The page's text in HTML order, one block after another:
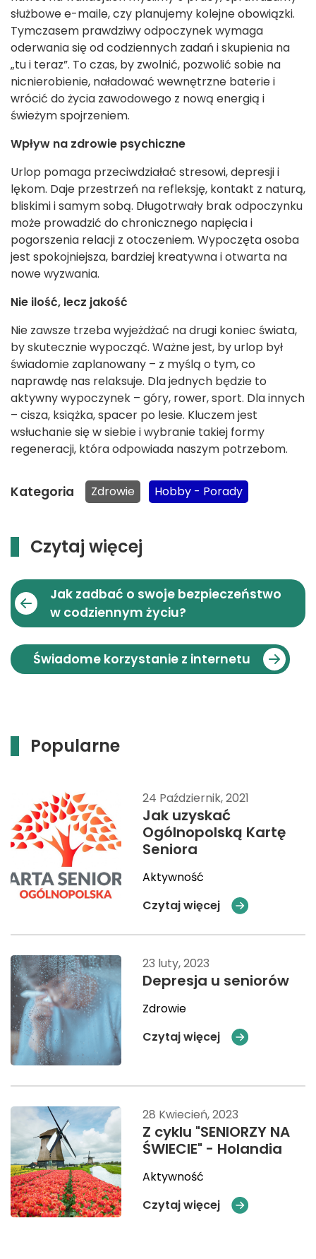
służbowe e-maile, czy planujemy kolejne obowiązki.
Tymczasem prawdziwy odpoczynek wymaga
oderwania się od codziennych zadań i skupienia na
„tu i teraz”. To czas, by zwolnić, pozwolić sobie na
nicnierobienie, naładować wewnętrzne baterie i
wrócić do życia zawodowego z nową energią i
świeżym spojrzeniem.
Wpływ na zdrowie psychiczne
Urlop pomaga przeciwdziałać stresowi, depresji i
lękom. Daje przestrzeń na refleksję, kontakt z naturą,
bliskimi i samym sobą. Długotrwały brak odpoczynku
może prowadzić do chronicznego napięcia i
pogorszenia relacji z otoczeniem. Wypoczęta osoba
jest spokojniejsza, bardziej kreatywna i otwarta na
nowe wyzwania.
Nie ilość, lecz jakość
Nie zawsze trzeba wyjeżdżać na drugi koniec świata,
by skutecznie wypocząć. Ważne jest, by urlop był
świadomie zaplanowany – z myślą o tym, co
naprawdę nas relaksuje. Dla jednych będzie to
aktywny wypoczynek – góry, rower, sport. Dla innych
– cisza, książka, spacer po lesie. Kluczem jest
wsłuchanie się w siebie i wybranie takiej formy
regeneracji, która odpowiada naszym potrzebom.
Kategoria Zdrowie Hobby - Porady
Czytaj więcej
Jak zadbać o swoje bezpieczeństwo
w codziennym życiu?
Świadome korzystanie z internetu
Popularne
24 Październik, 2021
Jak uzyskać
Ogólnopolską Kartę
Seniora
Aktywność
Czytaj więcej
23 luty, 2023
Depresja u seniorów
Zdrowie
Czytaj więcej
28 Kwiecień, 2023
Z cyklu "SENIORZY NA
ŚWIECIE" - Holandia
Aktywność
Czytaj więcej